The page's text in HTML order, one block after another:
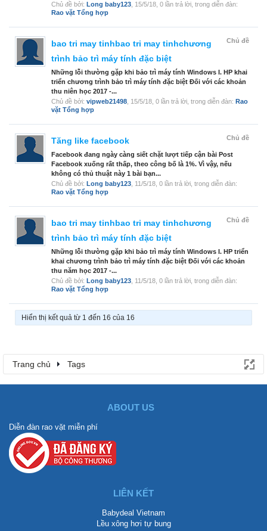
Chủ đề bởi: Long baby123 15/5/18 , 0 lần trả lời, trong diễn đàn:
Rao vặt Tổng hợp
Chủ đề
bao tri may tinhbao tri may tinhchương
trình bảo trì máy tính đặc biệt
Những lỗi thường gặp khi bảo trì máy tính Windows I. HP khai
triển chương trình bảo trì máy tính đặc biệt Đối với các khoản
thu niên học 2017 -...
Chủ đề bởi: vipweb21498 15/5/18 , 0 lần trả lời, trong diễn đàn: Rao
vặt Tổng hợp
Chủ đề
Tăng like facebook
Facebook đang ngày càng siết chặt lượt tiếp cận bài Post
Facebook xuống rất thấp, theo công bố là 1%. Vì vậy, nếu
không có thủ thuật này 1 bài bạn...
Chủ đề bởi: Long baby123 11/5/18 , 0 lần trả lời, trong diễn đàn:
Rao vặt Tổng hợp
Chủ đề
bao tri may tinhbao tri may tinhchương
trình bảo trì máy tính đặc biệt
Những lỗi thường gặp khi bảo trì máy tính Windows I. HP triển
khai chương trình bảo trì máy tính đặc biệt Đối với các khoản
thu năm học 2017 -...
Chủ đề bởi: Long baby123 11/5/18 , 0 lần trả lời, trong diễn đàn:
Rao vặt Tổng hợp
Hiển thị kết quả từ 1 đến 16 của 16
Trang chủ Tags
ABOUT US
Diễn đàn rao vặt miễn phí
LIÊN KẾT
Babydeal Vietnam
Lều xông hơi tự bung